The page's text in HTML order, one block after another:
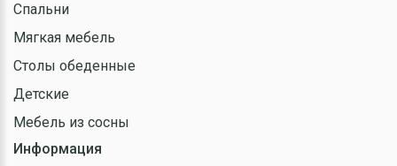
Спальни
Мягкая мебель
Столы обеденные
Детские
Мебель из сосны
Информация